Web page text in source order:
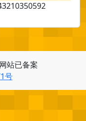
站已备案
号